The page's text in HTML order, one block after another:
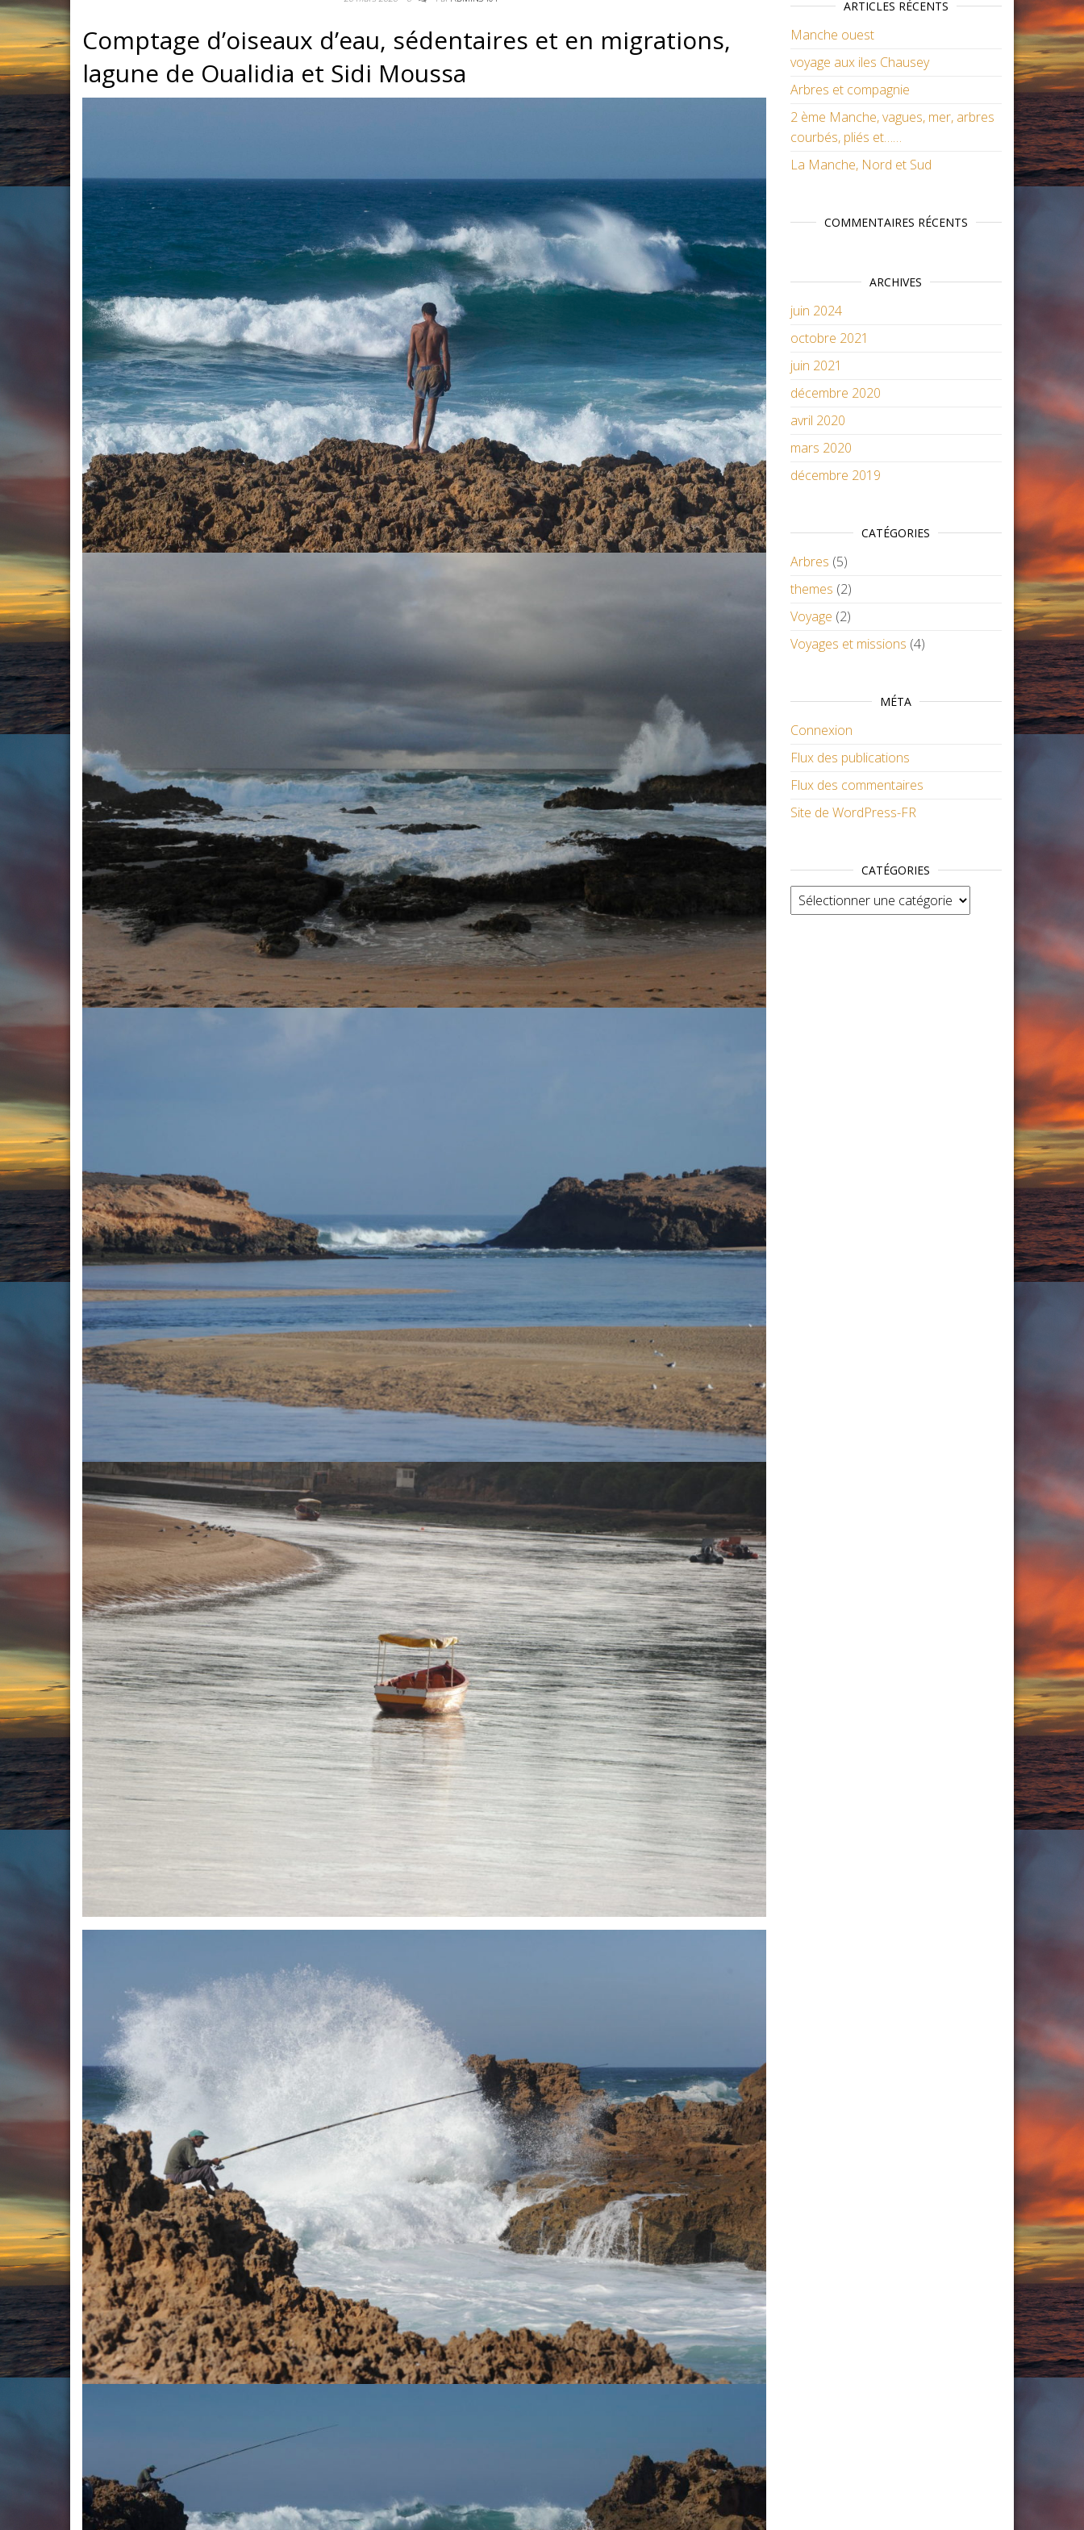
Comptage d’oiseaux d’eau, sédentaires et en migrations,
lagune de Oualidia et Sidi Moussa
ARTICLES RÉCENTS
Manche ouest
voyage aux iles Chausey
Arbres et compagnie
2 ème Manche, vagues, mer, arbres
courbés, pliés et……
La Manche, Nord et Sud
COMMENTAIRES RÉCENTS
ARCHIVES
juin 2024
octobre 2021
juin 2021
décembre 2020
avril 2020
mars 2020
décembre 2019
CATÉGORIES
Arbres (5)
themes (2)
Voyage (2)
Voyages et missions (4)
MÉTA
Connexion
Flux des publications
Flux des commentaires
Site de WordPress-FR
CATÉGORIES
Catégories